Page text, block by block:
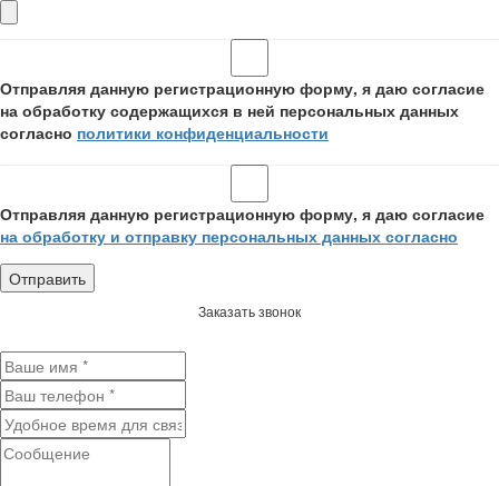
Отправляя данную регистрационную форму, я даю согласие
на обработку содержащихся в ней персональных данных
согласно политики конфиденциальности
Отправляя данную регистрационную форму, я даю согласие
на обработку и отправку персональных данных согласно
Заказать звонок